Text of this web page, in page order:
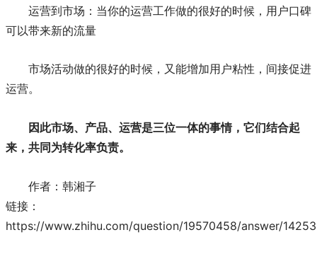
运营到市场：当你的运营工作做的很好的时候，用户口碑
可以带来新的流量
市场活动做的很好的时候，又能增加用户粘性，间接促进
运营。
因此市场、产品、运营是三位一体的事情，它们结合起
来，共同为转化率负责。
作者：韩湘子
链接：
https://www.zhihu.com/question/19570458/answer/